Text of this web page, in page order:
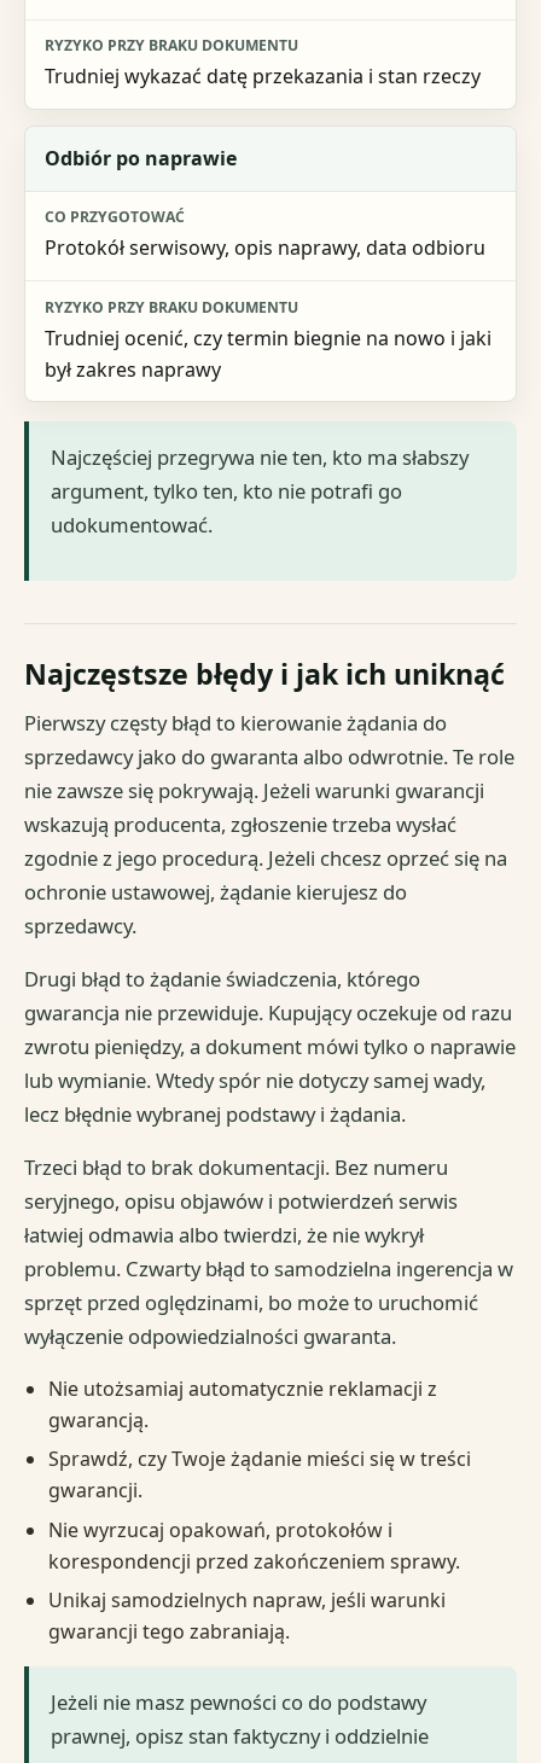
Trudniej wykazać datę przekazania i stan rzeczy
Odbiór po naprawie
Protokół serwisowy, opis naprawy, data odbioru
Trudniej ocenić, czy termin biegnie na nowo i jaki
był zakres naprawy
Najczęściej przegrywa nie ten, kto ma słabszy
argument, tylko ten, kto nie potrafi go
udokumentować.
Najczęstsze błędy i jak ich uniknąć
Pierwszy częsty błąd to kierowanie żądania do
sprzedawcy jako do gwaranta albo odwrotnie. Te role
nie zawsze się pokrywają. Jeżeli warunki gwarancji
wskazują producenta, zgłoszenie trzeba wysłać
zgodnie z jego procedurą. Jeżeli chcesz oprzeć się na
ochronie ustawowej, żądanie kierujesz do
sprzedawcy.
Drugi błąd to żądanie świadczenia, którego
gwarancja nie przewiduje. Kupujący oczekuje od razu
zwrotu pieniędzy, a dokument mówi tylko o naprawie
lub wymianie. Wtedy spór nie dotyczy samej wady,
lecz błędnie wybranej podstawy i żądania.
Trzeci błąd to brak dokumentacji. Bez numeru
seryjnego, opisu objawów i potwierdzeń serwis
łatwiej odmawia albo twierdzi, że nie wykrył
problemu. Czwarty błąd to samodzielna ingerencja w
sprzęt przed oględzinami, bo może to uruchomić
wyłączenie odpowiedzialności gwaranta.
Nie utożsamiaj automatycznie reklamacji z
gwarancją.
Sprawdź, czy Twoje żądanie mieści się w treści
gwarancji.
Nie wyrzucaj opakowań, protokołów i
korespondencji przed zakończeniem sprawy.
Unikaj samodzielnych napraw, jeśli warunki
gwarancji tego zabraniają.
Jeżeli nie masz pewności co do podstawy
prawnej, opisz stan faktyczny i oddzielnie